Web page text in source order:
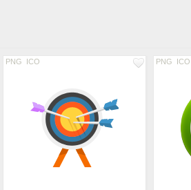
PNG ICO PNG ICO